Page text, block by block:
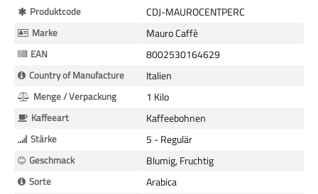
Mehr
Informationen
Produktcode CDJ-MAUROCENTPERC
Marke Mauro Caffè
EAN 8002530164629
Country of Manufacture Italien
Menge / Verpackung 1 Kilo
Kaffeeart Kaffeebohnen
Stärke 5 - Regulär
Geschmack Blumig, Fruchtig
Sorte Arabica